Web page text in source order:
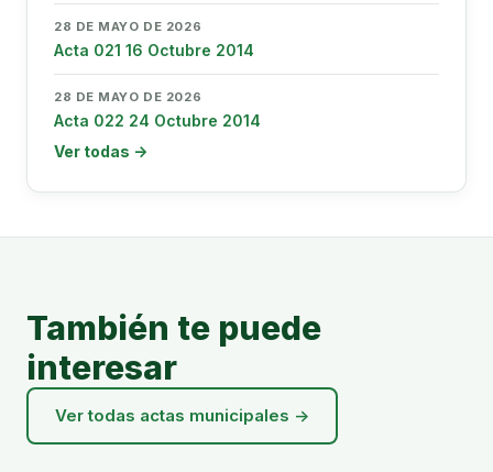
28 DE MAYO DE 2026
Acta 021 16 Octubre 2014
28 DE MAYO DE 2026
Acta 022 24 Octubre 2014
Ver todas →
También te puede
interesar
Ver todas actas municipales →